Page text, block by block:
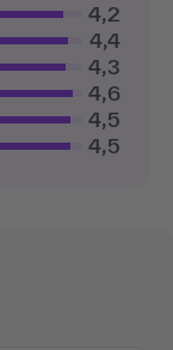
4,2
4,4
4,3
4,6
4,5
4,5